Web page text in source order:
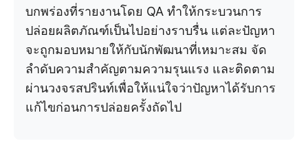
บกพร่องที่รายงานโดย QA ทำให้กระบวนการ
ปล่อยผลิตภัณฑ์เป็นไปอย่างราบรื่น แต่ละปัญหา
จะถูกมอบหมายให้กับนักพัฒนาที่เหมาะสม จัด
ลำดับความสำคัญตามความรุนแรง และติดตาม
ผ่านวงจรสปรินท์เพื่อให้แน่ใจว่าปัญหาได้รับการ
แก้ไขก่อนการปล่อยครั้งถัดไป